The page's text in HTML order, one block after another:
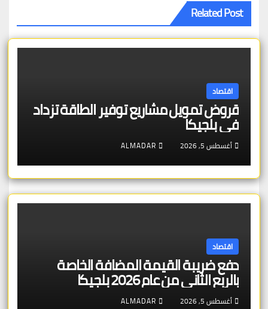
Related Post
اقتصاد
قروض تمويل مشاريع توفير الطاقة تزداد
في بلجيكا
أغسطس 5, 2026 ALMADAR
اقتصاد
دفع ضريبة القيمة المضافة الخاصة
بالربع الثاني من عام 2026 بلجيكا
أغسطس 5, 2026 ALMADAR